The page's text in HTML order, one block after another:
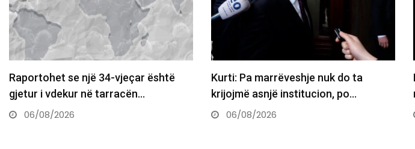
është
Kurti: Pa marrëveshje nuk do ta
krijojmë asnjë institucion, po…
Kurti tregon se kur do
mbahet seanca…